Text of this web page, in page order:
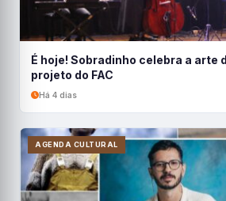
É hoje! Sobradinho celebra a arte
projeto do FAC
Há 4 dias
AGENDA CULTURAL